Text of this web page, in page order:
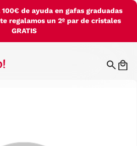
de ayuda en gafas graduadas
regalamos un 2º par de cristales
GRATIS